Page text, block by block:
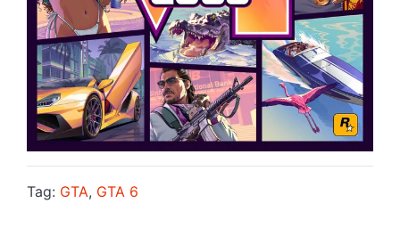
Tag: GTA, GTA 6